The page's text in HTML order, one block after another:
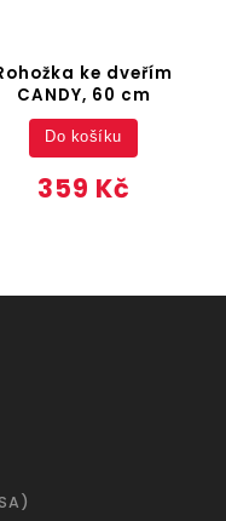
ke dveřím
CANDY, 60 cm
359 Kč
Do košíku